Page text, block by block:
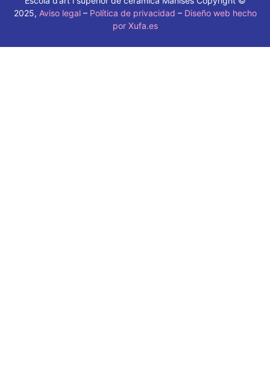
2025, Aviso legal– Política de privacidad – Diseño web hecho
por Xufa.es